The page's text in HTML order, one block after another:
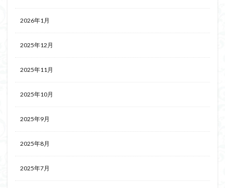
2026年1月
2025年12月
2025年11月
2025年10月
2025年9月
2025年8月
2025年7月